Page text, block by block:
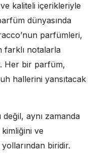
kaliteli içerikleriyle
dünyasında
parfümleri,
farklı notalarla
Her bir parfüm,
hallerini yansıtacak
aynı zamanda
ve
biridir.